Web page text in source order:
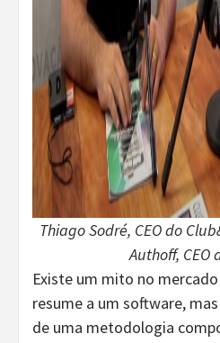
Thiago Sodré, CEO do
Authoff, CEO
Existe um mito no
resume a um software,
de uma metodologia